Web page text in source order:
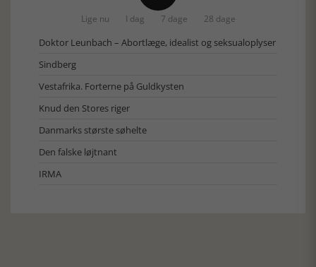
Lige nu I dag 7 dage 28 dage
Doktor Leunbach – Abortlæge, idealist og seksualoplyser
Sindberg
Vestafrika. Forterne på Guldkysten
Knud den Stores riger
Danmarks største søhelte
Den falske løjtnant
IRMA